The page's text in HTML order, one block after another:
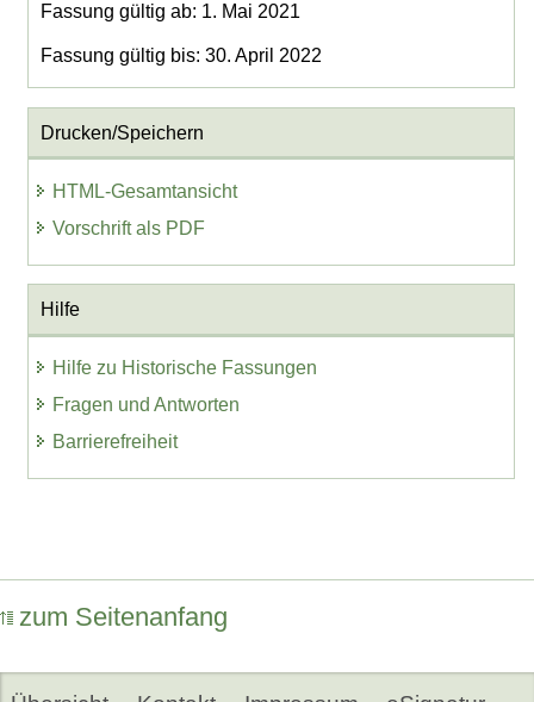
Fassung gültig ab: 1. Mai 2021
Fassung gültig bis: 30. April 2022
Drucken/Speichern
HTML-Gesamtansicht
Vorschrift als PDF
Hilfe
Hilfe zu Historische Fassungen
Fragen und Antworten
Barrierefreiheit
zum Seitenanfang